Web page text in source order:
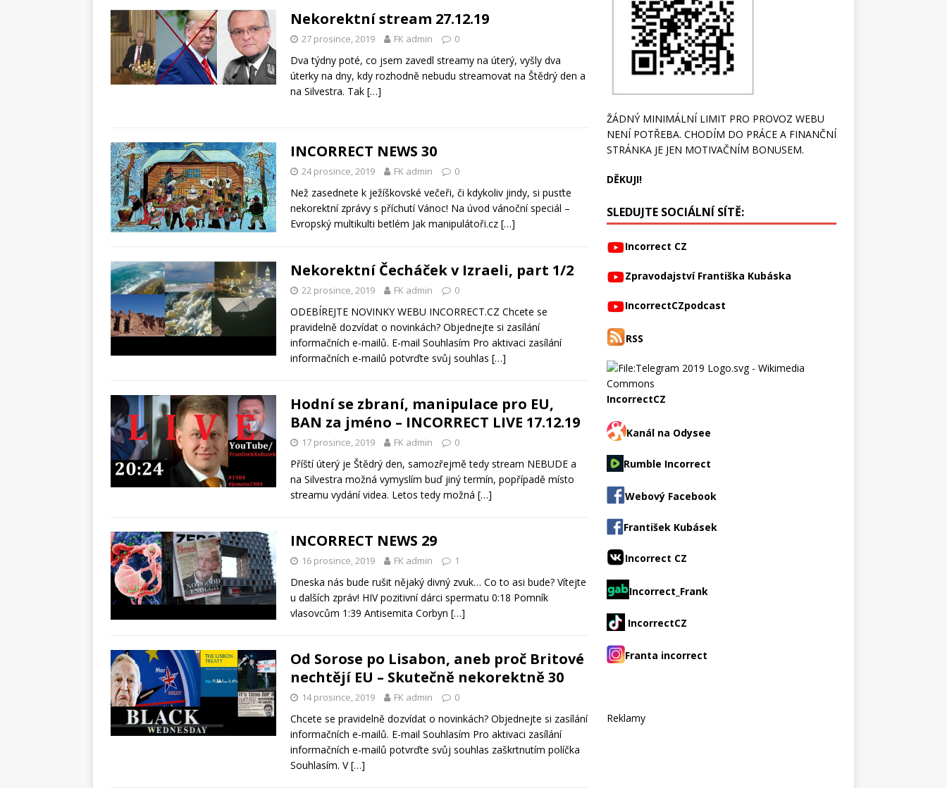
Nekorektní stream 27.12.19
27 prosince, 2019 FK admin 0
Dva týdny poté, co jsem zavedl streamy na úterý, vyšly dva
úterky na dny, kdy rozhodně nebudu streamovat na Štědrý den a
na Silvestra. Tak […]
INCORRECT NEWS 30
24 prosince, 2019 FK admin 0
Než zasednete k ježíškovské večeři, či kdykoliv jindy, si pusťte
nekorektní zprávy s příchutí Vánoc! Na úvod vánoční speciál –
Evropský multikulti betlém Jak manipulátoři.cz […]
Nekorektní Čecháček v Izraeli, part 1/2
22 prosince, 2019 FK admin 0
ODEBÍREJTE NOVINKY WEBU INCORRECT.CZ Chcete se
pravidelně dozvídat o novinkách? Objednejte si zasílání
informačních e-mailů. E-mail Souhlasím Pro aktivaci zasílání
informačních e-mailů potvrďte svůj souhlas […]
Hodní se zbraní, manipulace pro EU,
BAN za jméno – INCORRECT LIVE 17.12.19
17 prosince, 2019 FK admin 0
Příští úterý je Štědrý den, samozřejmě tedy stream NEBUDE a
na Silvestra možná vymyslím buď jiný termín, popřípadě místo
streamu vydání videa. Letos tedy možná […]
INCORRECT NEWS 29
16 prosince, 2019 FK admin 1
Dneska nás bude rušit nějaký divný zvuk… Co to asi bude? Vítejte
u dalších zpráv! HIV pozitivní dárci spermatu 0:18 Pomník
vlasovcům 1:39 Antisemita Corbyn […]
Od Sorose po Lisabon, aneb proč Britové
nechtějí EU – Skutečně nekorektně 30
14 prosince, 2019 FK admin 0
Chcete se pravidelně dozvídat o novinkách? Objednejte si zasílání
informačních e-mailů. E-mail Souhlasím Pro aktivaci zasílání
informačních e-mailů potvrďte svůj souhlas zaškrtnutím políčka
Souhlasím. V[…]
ŽÁDNÝ MINIMÁLNÍ LIMIT PRO PROVOZ WEBU
NENÍ POTŘEBA. CHODÍM DO PRÁCE A FINANČNÍ
STRÁNKA JE JEN MOTIVAČNÍM BONUSEM.
DĚKUJI!
SLEDUJTE SOCIÁLNÍ SÍTĚ:
Incorrect CZ
Zpravodajství Františka Kubáska
IncorrectCZpodcast
RSS
IncorrectCZ
Kanál na Odysee
Rumble Incorrect
Webový Facebook
František Kubásek
Incorrect CZ
Incorrect_Frank
IncorrectCZ
Franta incorrect
Reklamy